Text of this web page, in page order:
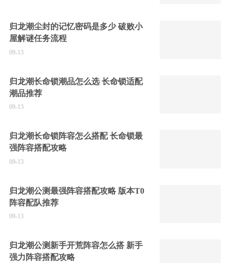
归龙潮尘封的记忆密码是多少 破败小
屋解谜任务流程
09-13
归龙潮长命锁潮品怎么选 长命锁适配
潮品推荐
09-13
归龙潮长命锁阵容怎么搭配 长命锁最
强阵容搭配攻略
09-13
归龙潮公测最强阵容搭配攻略 版本T0
阵容配队推荐
09-13
归龙潮公测新手开荒阵容怎么搭 新手
强力阵容搭配攻略